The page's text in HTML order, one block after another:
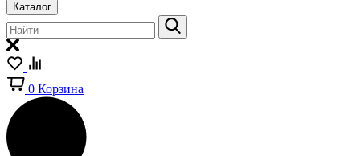
Каталог
0 Корзина